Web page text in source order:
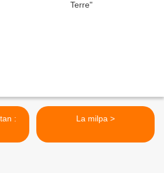
La milpa >